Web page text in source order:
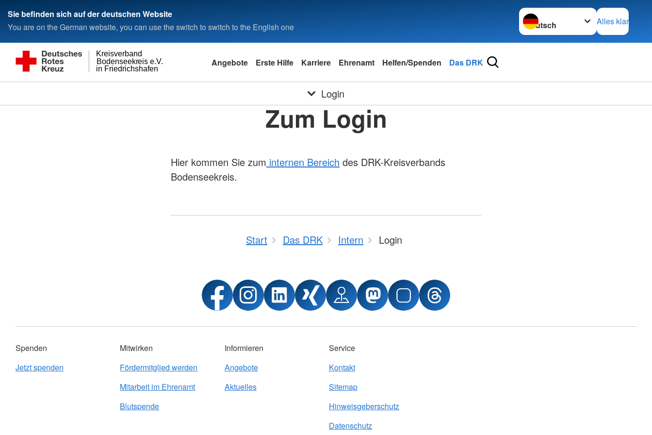
Sie befinden sich auf der deutschen Website
You are on the German website, you can use the switch to switch to the English one
Sprache wechseln zu
Alles klar
in Friedrichshafen
Bodenseekreis e.V.
Kreisverband
Angebote Erste Hilfe Karriere Ehrenamt Helfen/Spenden Das DRK
Login
Zum Login
Hier kommen Sie zum internen Bereich des DRK-Kreisverbands
Bodenseekreis.
Start Das DRK Intern Login
Spenden
Jetzt spenden
Mitwirken
Fördermitglied werden
Mitarbeit im Ehrenamt
Blutspende
Informieren
Angebote
Aktuelles
Service
Kontakt
Sitemap
Hinweisgeberschutz
Datenschutz